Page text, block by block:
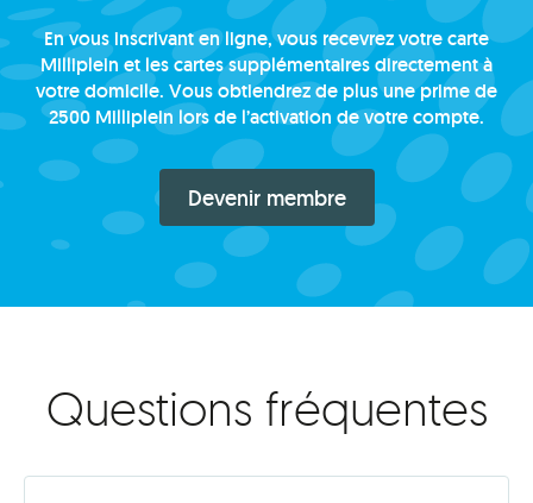
En vous inscrivant en ligne, vous recevrez votre carte
Milliplein et les cartes supplémentaires directement à
votre domicile. Vous obtiendrez de plus une prime de
2500 Milliplein lors de l’activation de votre compte.
Devenir membre
Questions fréquentes